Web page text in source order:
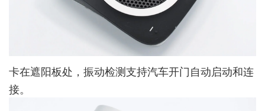
卡在遮阳板处，振动检测支持汽车开门自动启动和连
接。